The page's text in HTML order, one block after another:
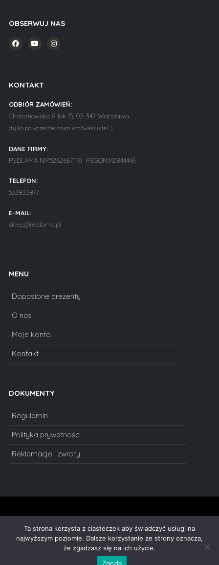
OBSERWUJ NAS
KONTAKT
ODBIÓR ZAMÓWIEŃ:
Chotomowska 8 lok 15, 02-347 Warszawa
(tylko po wcześniejszym umówieniu tel. )
DANE FIRMY:
REDLAMA NIP:5262667110 REGON:142844446
TELEFON:
533833877
E-MAIL:
sklep@redlama.pl
MENU
Dopasione prezenty
O nas
Moje konto
Kontakt
DOKUMENTY
Regulamin
Polityka prywatności
Reklamacje i zwroty
dyplomy, statuetki szklane, prezenty na urodziny, podziękowania,
oskary. Wszelkie prawa zastrzeżone.
Ta strona korzysta z ciasteczek aby świadczyć usługi na
najwyższym poziomie. Dalsze korzystanie ze strony oznacza,
że zgadzasz się na ich użycie.
Zgoda